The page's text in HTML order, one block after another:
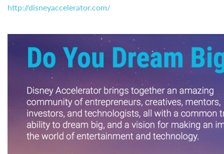
http://disneyaccelerator.com/